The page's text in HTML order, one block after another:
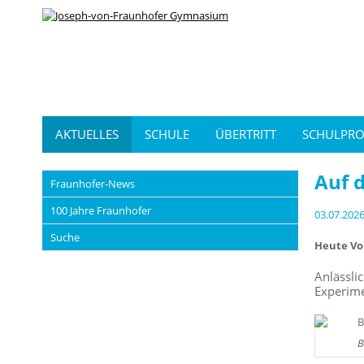
AKTUELLES SCHULE ÜBERTRITT
Fraunhofer-News
100 Jahre Fraunhofer
Suche
Auf
03.07.2026
Heute